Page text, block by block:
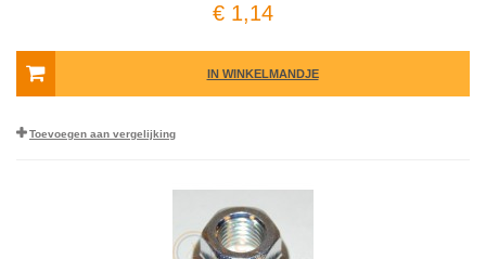
€ 1,14
IN WINKELMANDJE
Toevoegen aan vergelijking